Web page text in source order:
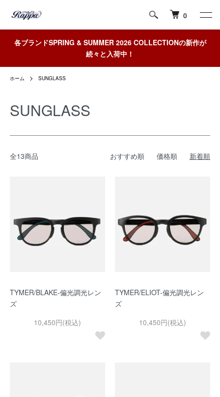
0
各ブランドSPRING & SUMMER 2026 COLLECTIONの新作が
続々と入荷中！
ホーム SUNGLASS
SUNGLASS
全13商品 おすすめ順 価格順 新着順
TYMER/BLAKE-偏光調光レン
ズ
10,450円(税込)
TYMER/ELIOT-偏光調光レン
ズ
10,450円(税込)